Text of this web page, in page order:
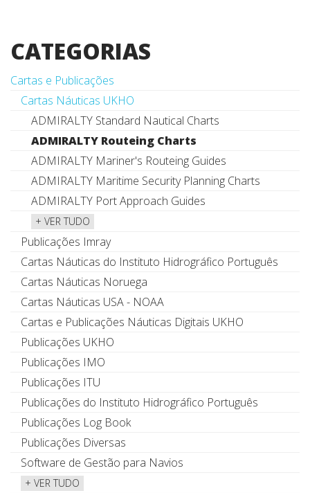
CATEGORIAS
Cartas e Publicações
Cartas Náuticas UKHO
ADMIRALTY Standard Nautical Charts
ADMIRALTY Routeing Charts
ADMIRALTY Mariner's Routeing Guides
ADMIRALTY Maritime Security Planning Charts
ADMIRALTY Port Approach Guides
+ VER TUDO
Publicações Imray
Cartas Náuticas do Instituto Hidrográfico Português
Cartas Náuticas Noruega
Cartas Náuticas USA - NOAA
Cartas e Publicações Náuticas Digitais UKHO
Publicações UKHO
Publicações IMO
Publicações ITU
Publicações do Instituto Hidrográfico Português
Publicações Log Book
Publicações Diversas
Software de Gestão para Navios
+ VER TUDO